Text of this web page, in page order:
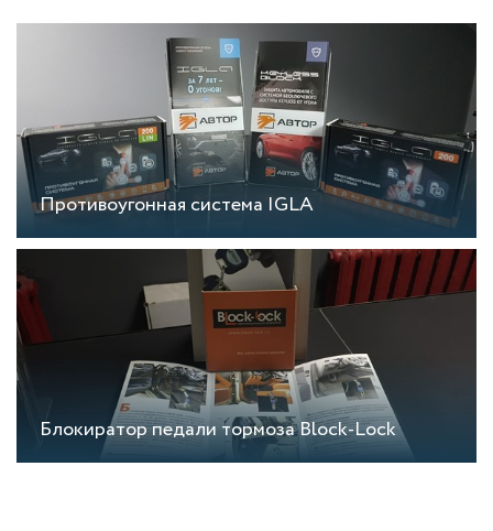
Противоугонная система IGLA
Блокиратор педали тормоза Block-Lock